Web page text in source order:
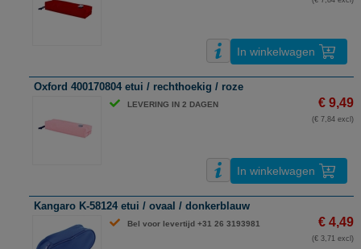
In winkelwagen
Oxford 400170804 etui / rechthoekig / roze
LEVERING IN 2 DAGEN € 9,49
(€ 7,84 excl)
In winkelwagen
Kangaro K-58124 etui / ovaal / donkerblauw
Bel voor levertijd +31 26 3193981 € 4,49
(€ 3,71 excl)